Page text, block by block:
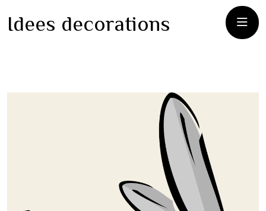
Idees decorations